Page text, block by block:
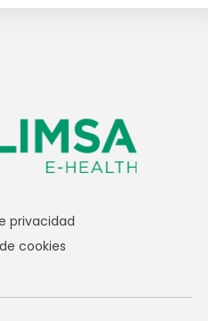
privacidad
cookies